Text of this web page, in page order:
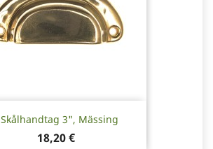
Skålhandtag 3", Mässing
Pris
18,20 €